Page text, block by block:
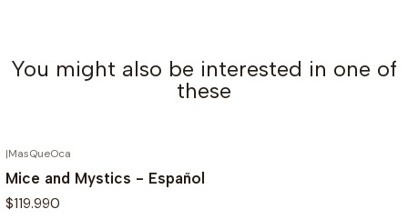
You might also be interested in one of
these
|MasQueOca
Mice and Mystics - Español
$119.990